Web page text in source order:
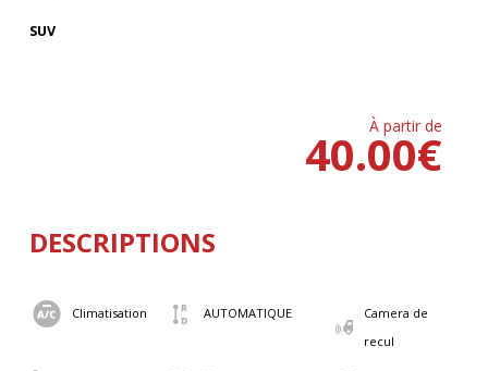
SUV
À partir de
€
40.00
DESCRIPTIONS
Climatisation AUTOMATIQUE
Camera de
recul